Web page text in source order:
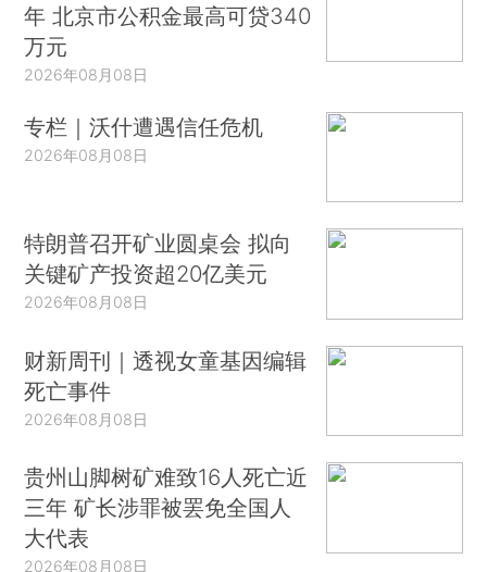
年 北京市公积金最高可贷340
万元
2026年08月08日
专栏｜沃什遭遇信任危机
2026年08月08日
特朗普召开矿业圆桌会 拟向
关键矿产投资超20亿美元
2026年08月08日
财新周刊｜透视女童基因编辑
死亡事件
2026年08月08日
贵州山脚树矿难致16人死亡近
三年 矿长涉罪被罢免全国人
大代表
2026年08月08日